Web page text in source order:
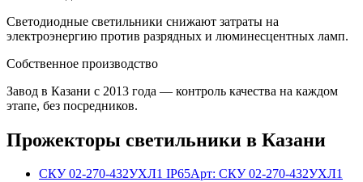
Светодиодные светильники снижают затраты на
электроэнергию против разрядных и люминесцентных ламп.
Собственное производство
Завод в Казани с 2013 года — контроль качества на каждом
этапе, без посредников.
Прожекторы светильники в Казани
СКУ 02-270-432УХЛ1 IP65Арт: СКУ 02-270-432УХЛ1